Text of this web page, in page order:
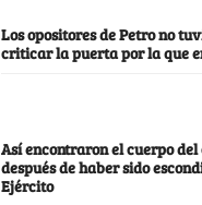
Los opositores de Petro no
criticar la puerta por la que
Así encontraron el cuerpo
después de haber sido
Ejército